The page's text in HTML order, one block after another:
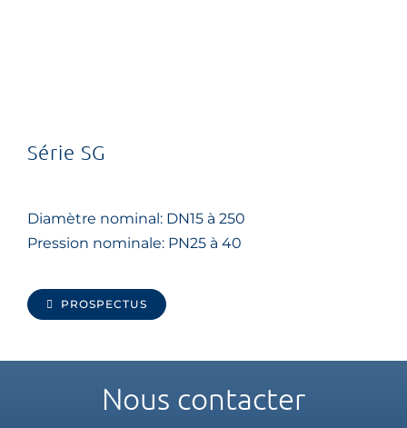
Série SG
Diamètre nominal: DN15 à 250
Pression nominale: PN25 à 40
PROSPECTUS
Nous contacter